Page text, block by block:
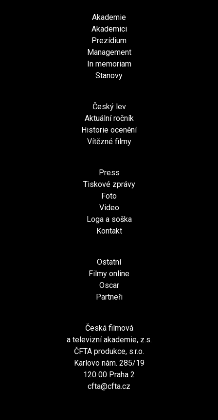
Akademie
Akademici
Prezídium
Management
In memoriam
Stanovy
Český lev
Aktuální ročník
Historie ocenění
Vítězné filmy
Press
Tiskové zprávy
Foto
Video
Loga a soška
Kontakt
Ostatní
Filmy online
Oscar
Partneři
Česká filmová
a televizní akademie, z.s.
ČFTA produkce, s.r.o.
Karlovo nám. 285/19
120 00 Praha 2
cfta@cfta.cz